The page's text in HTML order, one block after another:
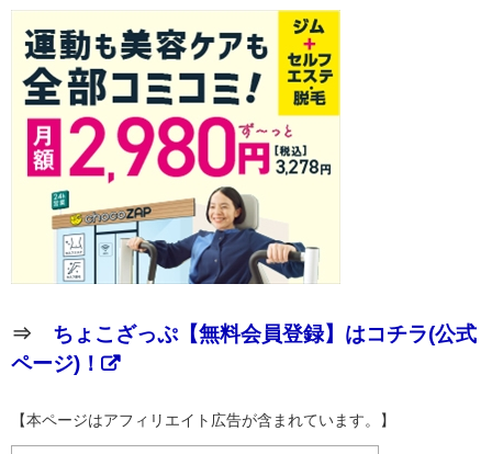
⇒ ちょこざっぷ【無料会員登録】はコチラ(公式
ページ)！
【本ページはアフィリエイト広告が含まれています。】